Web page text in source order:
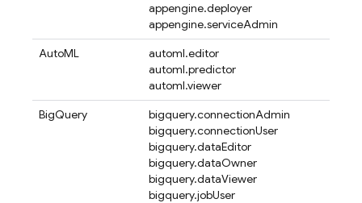
appengine.deployer
appengine.serviceAdmin
AutoML
automl.editor
automl.predictor
automl.viewer
BigQuery
bigquery.connectionAdmin
bigquery.connectionUser
bigquery.dataEditor
bigquery.dataOwner
bigquery.dataViewer
bigquery.jobUser